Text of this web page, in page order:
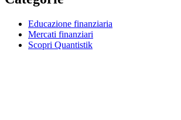
Educazione finanziaria
Mercati finanziari
Scopri Quantistik